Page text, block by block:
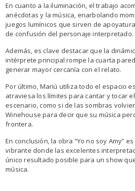
En cuanto a la iluminación, el trabajo
anécdotas y la música, enarbolando
juegos lumínicos que sirven de
de confusión del personaje interpretado.
Además, es clave destacar que la
intérprete principal rompe la cuarta
generar mayor cercanía con el relato.
Por último, Mariú utiliza todo el espacio
atraviesa los límites para cantar y tocar
escenario, como si de las sombras
Winehouse para decir que su música
frontera.
En conclusión, la obra “Yo no soy Amy”
vibrante donde las excelentes
único resultado posible para un show
música.